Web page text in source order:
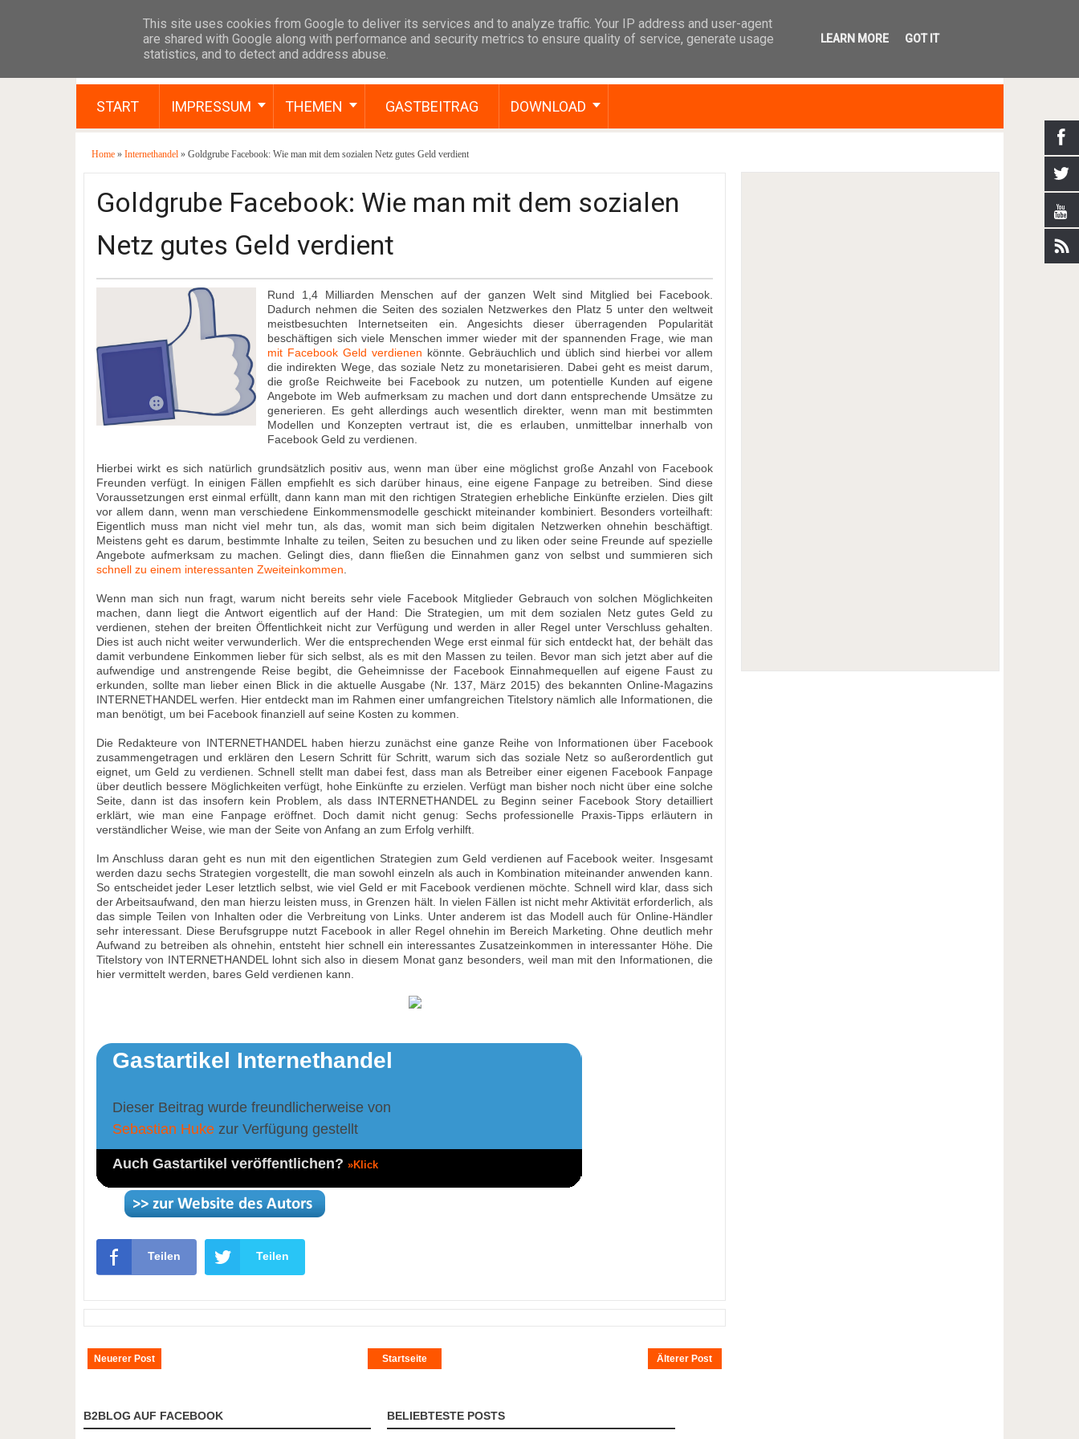
START IMPRESSUM THEMEN GASTBEITRAG DOWNLOAD
Home » Internethandel » Goldgrube Facebook: Wie man mit dem sozialen Netz gutes Geld verdient
Goldgrube Facebook: Wie man mit dem sozialen
Netz gutes Geld verdient
Rund 1,4 Milliarden Menschen auf der ganzen Welt sind Mitglied bei Facebook.
Dadurch nehmen die Seiten des sozialen Netzwerkes den Platz 5 unter den weltweit
meistbesuchten Internetseiten ein. Angesichts dieser überragenden Popularität
beschäftigen sich viele Menschen immer wieder mit der spannenden Frage, wie man
mit Facebook Geld verdienen könnte. Gebräuchlich und üblich sind hierbei vor allem
die indirekten Wege, das soziale Netz zu monetarisieren. Dabei geht es meist darum,
die große Reichweite bei Facebook zu nutzen, um potentielle Kunden auf eigene
Angebote im Web aufmerksam zu machen und dort dann entsprechende Umsätze zu
generieren. Es geht allerdings auch wesentlich direkter, wenn man mit bestimmten
Modellen und Konzepten vertraut ist, die es erlauben, unmittelbar innerhalb von
Facebook Geld zu verdienen.
Hierbei wirkt es sich natürlich grundsätzlich positiv aus, wenn man über eine möglichst große Anzahl von Facebook
Freunden verfügt. In einigen Fällen empfiehlt es sich darüber hinaus, eine eigene Fanpage zu betreiben. Sind diese
Voraussetzungen erst einmal erfüllt, dann kann man mit den richtigen Strategien erhebliche Einkünfte erzielen. Dies gilt
vor allem dann, wenn man verschiedene Einkommensmodelle geschickt miteinander kombiniert. Besonders vorteilhaft:
Eigentlich muss man nicht viel mehr tun, als das, womit man sich beim digitalen Netzwerken ohnehin beschäftigt.
Meistens geht es darum, bestimmte Inhalte zu teilen, Seiten zu besuchen und zu liken oder seine Freunde auf spezielle
Angebote aufmerksam zu machen. Gelingt dies, dann fließen die Einnahmen ganz von selbst und summieren sich
schnell zu einem interessanten Zweiteinkommen
Wenn man sich nun fragt, warum nicht bereits sehr viele Facebook Mitglieder Gebrauch von solchen Möglichkeiten
machen, dann liegt die Antwort eigentlich auf der Hand: Die Strategien, um mit dem sozialen Netz gutes Geld zu
verdienen, stehen der breiten Öffentlichkeit nicht zur Verfügung und werden in aller Regel unter Verschluss gehalten.
Dies ist auch nicht weiter verwunderlich. Wer die entsprechenden Wege erst einmal für sich entdeckt hat, der behält das
damit verbundene Einkommen lieber für sich selbst, als es mit den Massen zu teilen. Bevor man sich jetzt aber auf die
aufwendige und anstrengende Reise begibt, die Geheimnisse der Facebook Einnahmequellen auf eigene Faust zu
erkunden, sollte man lieber einen Blick in die aktuelle Ausgabe (Nr. 137, März 2015) des bekannten Online-Magazins
INTERNETHANDEL werfen. Hier entdeckt man im Rahmen einer umfangreichen Titelstory nämlich alle Informationen, die
man benötigt, um bei Facebook finanziell auf seine Kosten zu kommen.
Die Redakteure von INTERNETHANDEL haben hierzu zunächst eine ganze Reihe von Informationen über Facebook
zusammengetragen und erklären den Lesern Schritt für Schritt, warum sich das soziale Netz so außerordentlich gut
eignet, um Geld zu verdienen. Schnell stellt man dabei fest, dass man als Betreiber einer eigenen Facebook Fanpage
über deutlich bessere Möglichkeiten verfügt, hohe Einkünfte zu erzielen. Verfügt man bisher noch nicht über eine solche
Seite, dann ist das insofern kein Problem, als dass INTERNETHANDEL zu Beginn seiner Facebook Story detailliert
erklärt, wie man eine Fanpage eröffnet. Doch damit nicht genug: Sechs professionelle Praxis-Tipps erläutern in
verständlicher Weise, wie man der Seite von Anfang an zum Erfolg verhilft.
Im Anschluss daran geht es nun mit den eigentlichen Strategien zum Geld verdienen auf Facebook weiter. Insgesamt
werden dazu sechs Strategien vorgestellt, die man sowohl einzeln als auch in Kombination miteinander anwenden kann.
So entscheidet jeder Leser letztlich selbst, wie viel Geld er mit Facebook verdienen möchte. Schnell wird klar, dass sich
der Arbeitsaufwand, den man hierzu leisten muss, in Grenzen hält. In vielen Fällen ist nicht mehr Aktivität erforderlich, als
das simple Teilen von Inhalten oder die Verbreitung von Links. Unter anderem ist das Modell auch für Online-Händler
sehr interessant. Diese Berufsgruppe nutzt Facebook in aller Regel ohnehin im Bereich Marketing. Ohne deutlich mehr
Aufwand zu betreiben als ohnehin, entsteht hier schnell ein interessantes Zusatzeinkommen in interessanter Höhe. Die
Titelstory von INTERNETHANDEL lohnt sich also in diesem Monat ganz besonders, weil man mit den Informationen, die
hier vermittelt werden, bares Geld verdienen kann.
Gastartikel Internethandel
Dieser Beitrag wurde freundlicherweise von
Sebastian Hukezur Verfügung gestellt
Auch Gastartikel veröffentlichen? »Klick
Teilen Teilen
Neuerer Post Älterer Post
Startseite
B2BLOG AUF FACEBOOK BELIEBTESTE POSTS
This site uses cookies from Google to deliver its services and to analyze traffic. Your IP address and user-agent
are shared with Google along with performance and security metrics to ensure quality of service, generate usage
statistics, and to detect and address abuse.
LEARN MORE GOT IT